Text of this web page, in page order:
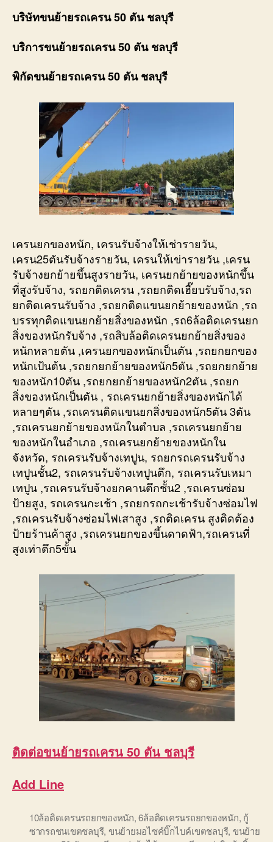
บริษัทขนย้ายรถเครน 50 ตัน ชลบุรี
บริการขนย้ายรถเครน 50 ตัน ชลบุรี
พิกัดขนย้ายรถเครน 50 ตัน ชลบุรี
เครนยกของหนัก, เครนรับจ้างให้เช่ารายวัน,
เครน25ตันรับจ้างรายวัน, เครนให้เข่ารายวัน ,เครน
รับจ้างยกย้ายขึ้นสูงรายวัน, เครนยกย้ายของหนักขึ้น
ที่สูงรับจ้าง, รถยกติดเครน ,รถยกติดเฮี๊ยบรับจ้าง,รถ
ยกติดเครนรับจ้าง ,รถยกติดแขนยกย้ายของหนัก ,รถ
บรรทุกติดแขนยกย้ายสิ่งของหนัก ,รถ6ล้อติดเครนยก
สิ่งของหนักรับจ้าง ,รถสิบล้อติดเครนยกย้ายสิ่งของ
หนักหลายตัน ,เครนยกของหนักเป็นตัน ,รถยกยกของ
หนักเป้นต้น ,รถยกยกย้ายของหนัก5ตัน ,รถยกยกย้าย
ของหนัก10ตัน ,รถยกยกย้ายของหนัก2ตัน ,รถยก
สิ่งของหนักเป็นตัน , รถเครนยกย้ายสิ่งของหนักได้
หลายๆตัน ,รถเครนติดแขนยกสิ่งของหนัก5ตัน 3ตัน
,รถเครนยกย้ายของหนักในตำบล ,รถเครนยกย้าย
ของหนักในอำเภอ ,รถเครนยกย้ายของหนักใน
จังหวัด, รถเครนรับจ้างเทปูน, รถยกรถเครนรับจ้าง
เทปูนชั้น2, รถเครนรับจ้างเทปูนตึก, รถเครนรับเหมา
เทปูน ,รถเครนรับจ้างยกคานตึกชั้น2 ,รถเครนซ่อม
ป้ายสูง, รถเครนกะเช้า ,รถยกรถกะเช้ารับจ้างซ่อมไฟ
,รถเครนรับจ้างซ่อมไฟเสาสูง ,รถติดเครน สูงติดต้อง
ป้ายร้านค้าสูง ,รถเครนยกของขึ้นดาดฟ้า,รถเครนที่
สูงเท่าตึก5ขั้น
ติดต่อขนย้ายรถเครน 50 ตัน ชลบุรี
Add Line
10ล้อติดเครนรถยกของหนัก,6ล้อติดเครนรถยกของหนัก, กู้
ซากรถชนเขตชลบุรี, ขนย้ายมอไซค์บิ๊กไบค์เขตชลบุรี, ขนย้าย